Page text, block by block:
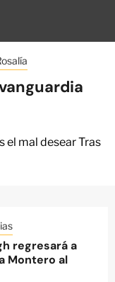
el mal desear Tras
regresará a
Montero al